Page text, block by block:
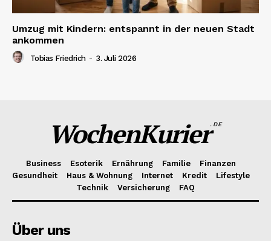
Umzug mit Kindern: entspannt in der neuen Stadt
ankommen
Tobias Friedrich - 3. Juli 2026
WochenKurier.DE
Business Esoterik Ernährung Familie
Finanzen
Gesundheit
Haus & Wohnung Internet Kredit
Lifestyle
Technik
Versicherung FAQ
Über uns